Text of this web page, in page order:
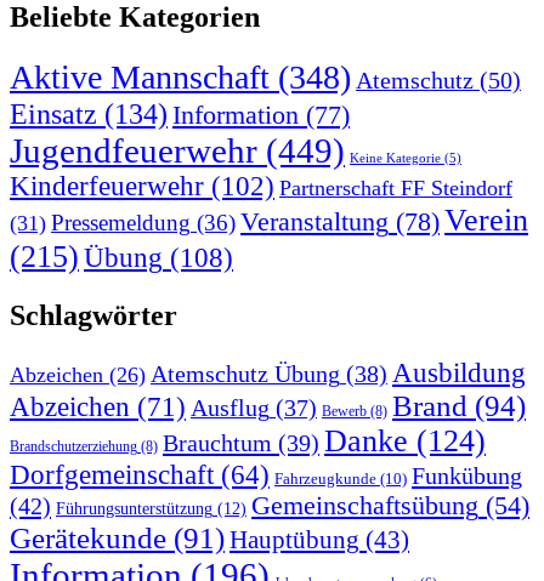
Beliebte Kategorien
Aktive Mannschaft (348) Atemschutz (50)
Einsatz (134) Information (77)
Jugendfeuerwehr (449) Keine Kategorie (5)
Kinderfeuerwehr (102) Partnerschaft FF Steindorf
(31) Pressemeldung (36)Veranstaltung (78)Verein
(215)Übung (108)
Schlagwörter
Abzeichen (26) Atemschutz Übung (38) Ausbildung
Abzeichen (71) Ausflug (37) Bewerb (8) Brand (94)
Brandschutzerziehung (8) Brauchtum (39) Danke (124)
Dorfgemeinschaft(64) Fahrzeugkunde (10) Funkübung
(42) Führungsunterstützung (12) Gemeinschaftsübung (54)
Gerätekunde (91)Hauptübung (43)